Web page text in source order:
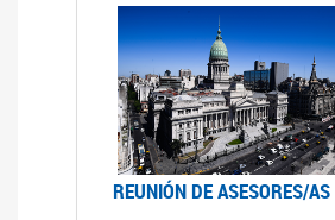
REUNIÓN DE ASESORES/AS